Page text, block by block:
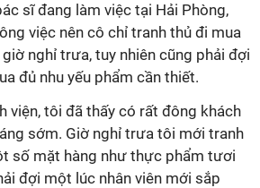
sĩ đang làm việc tại Hải Phòng,
việc nên cô chỉ tranh thủ đi mua
nghỉ trưa, tuy nhiên cũng phải đợi
đủ nhu yếu phẩm cần thiết.
viện, tôi đã thấy có rất đông khách
sớm. Giờ nghỉ trưa tôi mới tranh
số mặt hàng như thực phẩm tươi
đợi một lúc nhân viên mới sắp